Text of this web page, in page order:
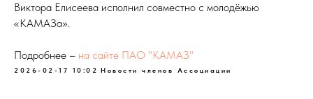
Виктора Елисеева исполнил совместно с молодёжью
«КАМАЗа».
Подробнее – на сайте ПАО "КАМАЗ"
2026-02-17 10:02 Новости членов Ассоциации